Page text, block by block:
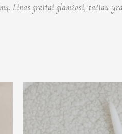
Linas greitai glamžosi, tačiau